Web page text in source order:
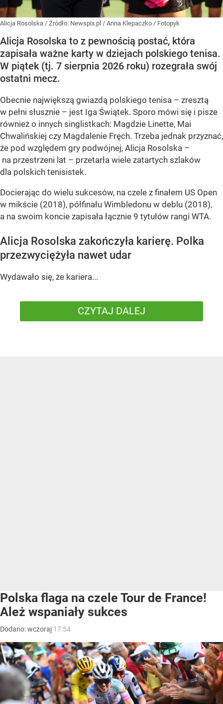
Alicja Rosolska / Źródło: Newspix.pl / Anna Klepaczko / Fotopyk
Alicja Rosolska to z pewnością postać, która
zapisała ważne karty w dziejach polskiego tenisa.
W piątek (tj. 7 sierpnia 2026 roku) rozegrała swój
ostatni mecz.
Obecnie największą gwiazdą polskiego tenisa – zresztą
w pełni słusznie – jest Iga Świątek. Sporo mówi się i pisze
również o innych singlistkach: Magdzie Linette, Mai
Chwalińskiej czy Magdalenie Fręch. Trzeba jednak przyznać,
że pod względem gry podwójnej, Alicja Rosolska –
na przestrzeni lat – przetarła wiele zatartych szlaków
dla polskich tenisistek.
Docierając do wielu sukcesów, na czele z finałem US Open
w mikście (2018), półfinału Wimbledonu w deblu (2018),
a na swoim koncie zapisała łącznie 9 tytułów rangi WTA.
Alicja Rosolska zakończyła karierę. Polka
przezwyciężyła nawet udar
Wydawało się, że kariera...
CZYTAJ DALEJ
Polska flaga na czele Tour de France!
Ależ wspaniały sukces
Dodano:wczoraj 17:54